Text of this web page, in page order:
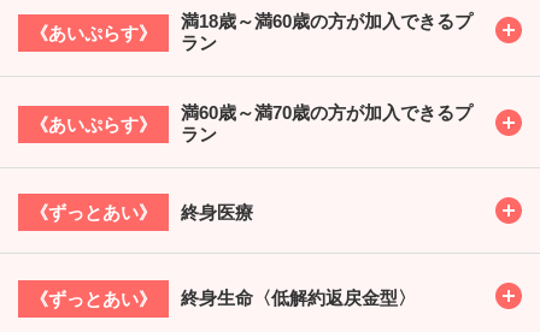
《あいぷらす》
満18歳～満60歳の方が加入できるプ
ラン
《あいぷらす》
満60歳～満70歳の方が加入できるプ
ラン
《ずっとあい》 終身医療
《ずっとあい》 終身生命〈低解約返戻金型〉